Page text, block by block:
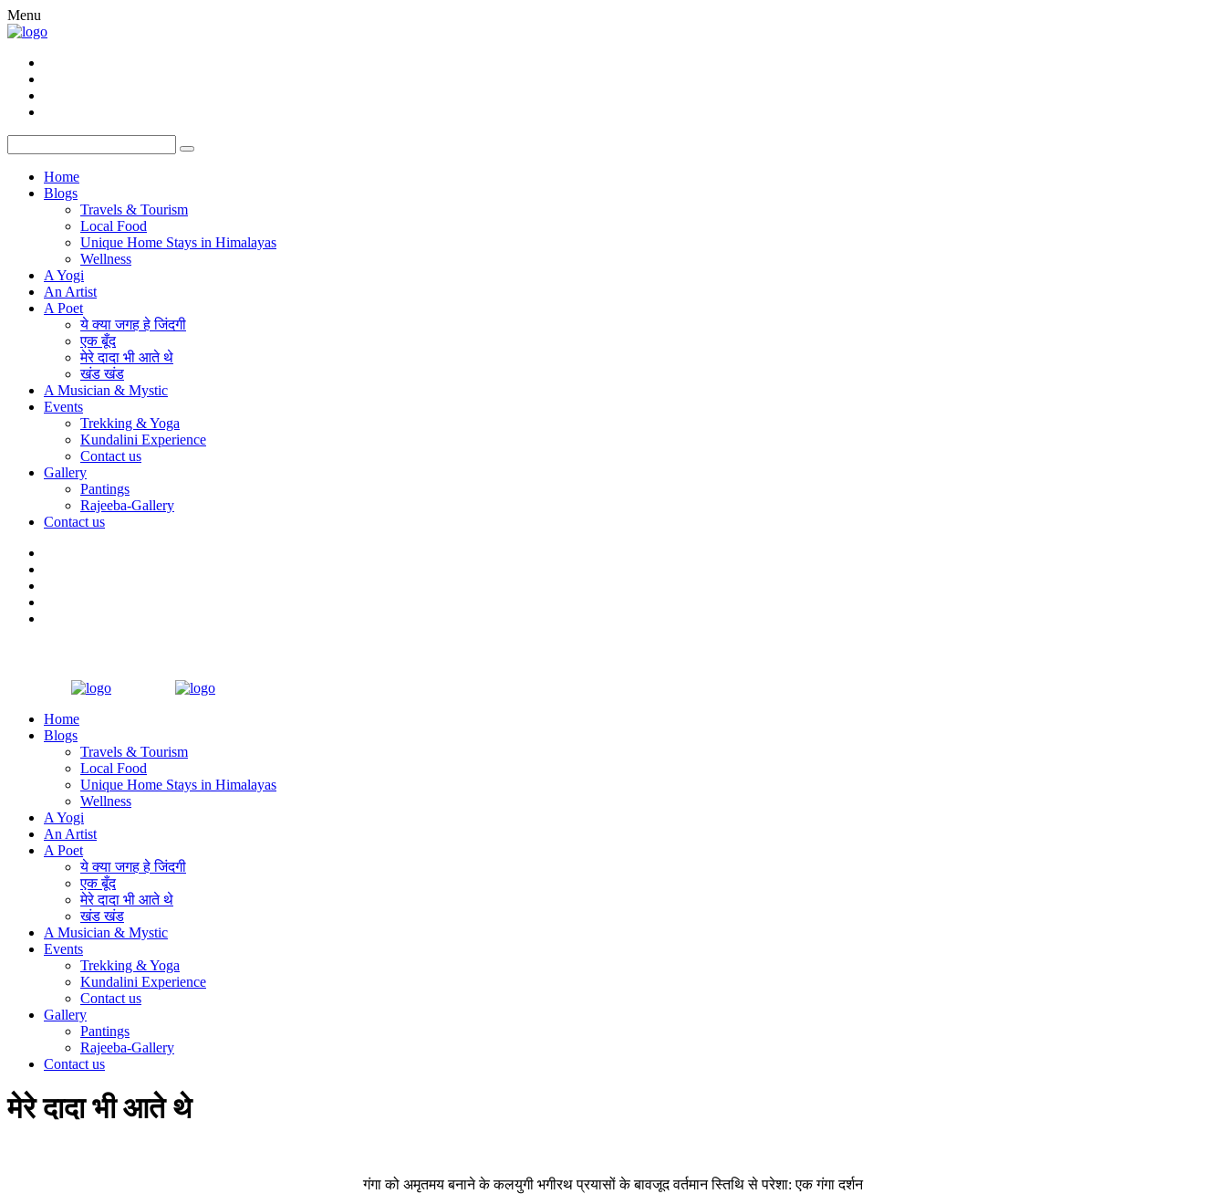
Menu
Home
Blogs
Travels & Tourism
Local Food
Unique Home Stays in Himalayas
Wellness
A Yogi
An Artist
A Poet
ये क्या जगह हे जिंदगी
एक बूँद
मेरे दादा भी आते थे
खंड खंड
A Musician & Mystic
Events
Trekking & Yoga
Kundalini Experience
Contact us
Gallery
Pantings
Rajeeba-Gallery
Contact us
Home
Blogs
Travels & Tourism
Local Food
Unique Home Stays in Himalayas
Wellness
A Yogi
An Artist
A Poet
ये क्या जगह हे जिंदगी
एक बूँद
मेरे दादा भी आते थे
खंड खंड
A Musician & Mystic
Events
Trekking & Yoga
Kundalini Experience
Contact us
Gallery
Pantings
Rajeeba-Gallery
Contact us
मेरे दादा भी आते थे
गंगा को अमृतमय बनाने के कलयुगी भगीरथ प्रयासों के बावजूद वर्तमान स्तिथि से परेशा: एक गंगा दर्शन